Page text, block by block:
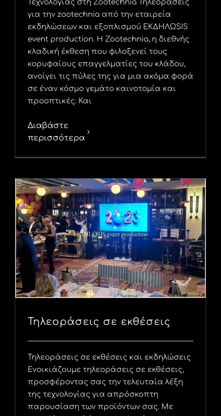
Τεχνολογίας στη Zootechnia Τηλεοράσεις
για την zootechnia από την εταιρεία
εκδηλώσεων και εξοπλισμού ΕΚΔΗΛΩSIS
event production. Η Zootechnia, η διεθνής
κλαδική έκθεση που φιλοξενεί τους
κορυφαίους επαγγελματίες του κλάδου,
ανοίγει τις πύλες της για μια ακόμα φορά
σε έναν κόσμο γεμάτο καινοτομία και
προοπτικές. Και
Διαβάστε
περισσότερα
Τηλεοράσεις σε εκθέσεις
Τηλεοράσεις σε εκθέσεις και εκδηλώσεις
Ενοικιάζουμε τηλεοράσεις σε εκθέσεις,
προσφέροντας σας την τελευταία λέξη
της τεχνολογίας για απρόσκοπτη
παρουσίαση των προϊόντων σας. Με